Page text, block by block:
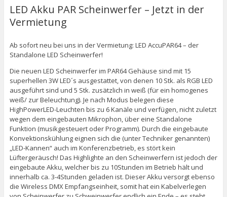
LED Akku PAR Scheinwerfer – Jetzt in der
Vermietung
Ab sofort neu bei uns in der Vermietung: LED AccuPAR64 – der
Standalone LED Scheinwerfer!
Die neuen LED Scheinwerfer im PAR64 Gehäuse sind mit 15
superhellen 3W LED´s ausgestattet, von denen 10 Stk. als RGB LED
ausgeführt sind und 5 Stk. zusätzlich in weiß (für ein homogenes
weiß/ zur Beleuchtung). Je nach Modus belegen diese
HighPowerLED-Leuchten bis zu 6 Kanäle und verfügen, nicht zuletzt
wegen dem eingebauten Mikrophon, über eine Standalone
Funktion (musikgesteuert oder Programm). Durch die eingebaute
Konvektionskühlung eignen sich die (unter Techniker genannten)
„LED-Kannen“ auch im Konferenzbetrieb, es stört kein
Lüftergeräusch! Das Highlighte an den Scheinwerfern ist jedoch der
eingebaute Akku, welcher bis zu 10Stunden im Betrieb hält und
innerhalb ca. 3-4Stunden geladen ist. Dieser Akku versorgt ebenso
die Wireless DMX Empfangseinheit, somit hat ein Kabelverlegen